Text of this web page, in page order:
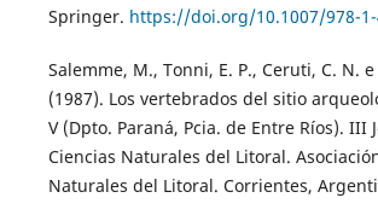
Springer. https://doi.org/10.1007/978-1-
Salemme, M., Tonni, E. P., Ceruti, C. N.
(1987). Los vertebrados del sitio
V (Dpto. Paraná, Pcia. de Entre Ríos). III
Ciencias Naturales del Litoral.
Naturales del Litoral. Corrientes,